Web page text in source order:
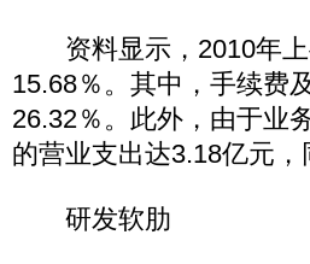
资料显示，2010年上
15.68％。其中，手续费
26.32％。此外，由于业
的营业支出达3.18亿元，
研发软肋